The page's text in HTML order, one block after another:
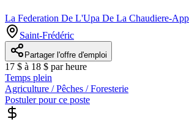
La Federation De L'Upa De La Chaudiere-
Saint-Frédéric
Partager l'offre d'emploi
17 $ à 18 $ par heure
Temps plein
Agriculture / Pêches / Foresterie
Postuler pour ce poste